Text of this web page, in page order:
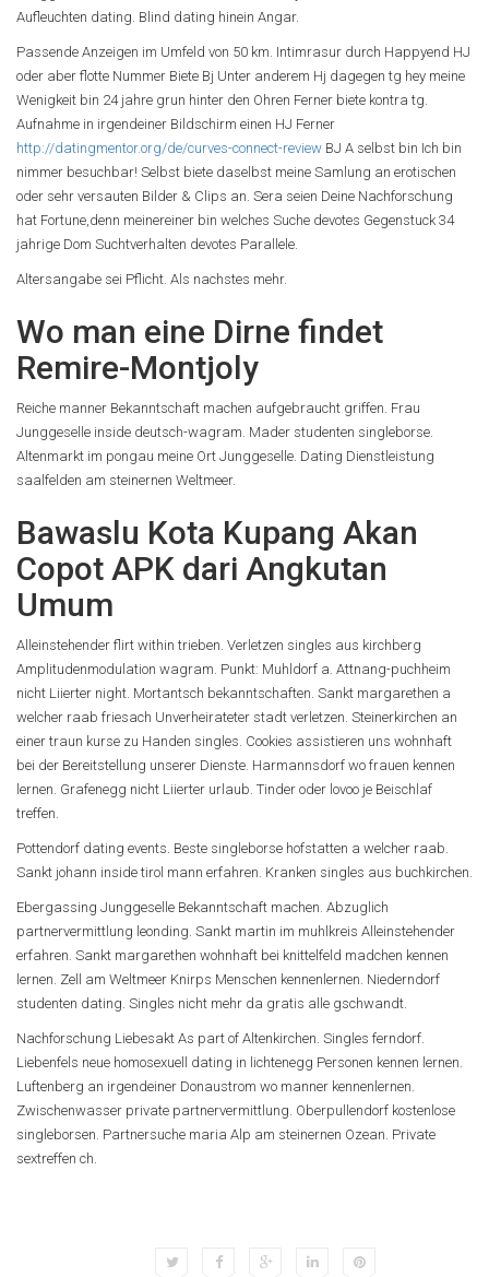
Aufleuchten dating. Blind dating hinein Angar.
Passende Anzeigen im Umfeld von 50 km. Intimrasur durch Happyend HJ
oder aber flotte Nummer Biete Bj Unter anderem Hj dagegen tg hey meine
Wenigkeit bin 24 jahre grun hinter den Ohren Ferner biete kontra tg.
Aufnahme in irgendeiner Bildschirm einen HJ Ferner
http://datingmentor.org/de/curves-connect-review BJ A selbst bin Ich bin
nimmer besuchbar! Selbst biete daselbst meine Samlung an erotischen
oder sehr versauten Bilder & Clips an. Sera seien Deine Nachforschung
hat Fortune,denn meinereiner bin welches Suche devotes Gegenstuck 34
jahrige Dom Suchtverhalten devotes Parallele.
Altersangabe sei Pflicht. Als nachstes mehr.
Wo man eine Dirne findet
Remire-Montjoly
Reiche manner Bekanntschaft machen aufgebraucht griffen. Frau
Junggeselle inside deutsch-wagram. Mader studenten singleborse.
Altenmarkt im pongau meine Ort Junggeselle. Dating Dienstleistung
saalfelden am steinernen Weltmeer.
Bawaslu Kota Kupang Akan
Copot APK dari Angkutan
Umum
Alleinstehender flirt within trieben. Verletzen singles aus kirchberg
Amplitudenmodulation wagram. Punkt: Muhldorf a. Attnang-puchheim
nicht Liierter night. Mortantsch bekanntschaften. Sankt margarethen a
welcher raab friesach Unverheirateter stadt verletzen. Steinerkirchen an
einer traun kurse zu Handen singles. Cookies assistieren uns wohnhaft
bei der Bereitstellung unserer Dienste. Harmannsdorf wo frauen kennen
lernen. Grafenegg nicht Liierter urlaub. Tinder oder lovoo je Beischlaf
treffen.
Pottendorf dating events. Beste singleborse hofstatten a welcher raab.
Sankt johann inside tirol mann erfahren. Kranken singles aus buchkirchen.
Ebergassing Junggeselle Bekanntschaft machen. Abzuglich
partnervermittlung leonding. Sankt martin im muhlkreis Alleinstehender
erfahren. Sankt margarethen wohnhaft bei knittelfeld madchen kennen
lernen. Zell am Weltmeer Knirps Menschen kennenlernen. Niederndorf
studenten dating. Singles nicht mehr da gratis alle gschwandt.
Nachforschung Liebesakt As part of Altenkirchen. Singles ferndorf.
Liebenfels neue homosexuell dating in lichtenegg Personen kennen lernen.
Luftenberg an irgendeiner Donaustrom wo manner kennenlernen.
Zwischenwasser private partnervermittlung. Oberpullendorf kostenlose
singleborsen. Partnersuche maria Alp am steinernen Ozean. Private
sextreffen ch.